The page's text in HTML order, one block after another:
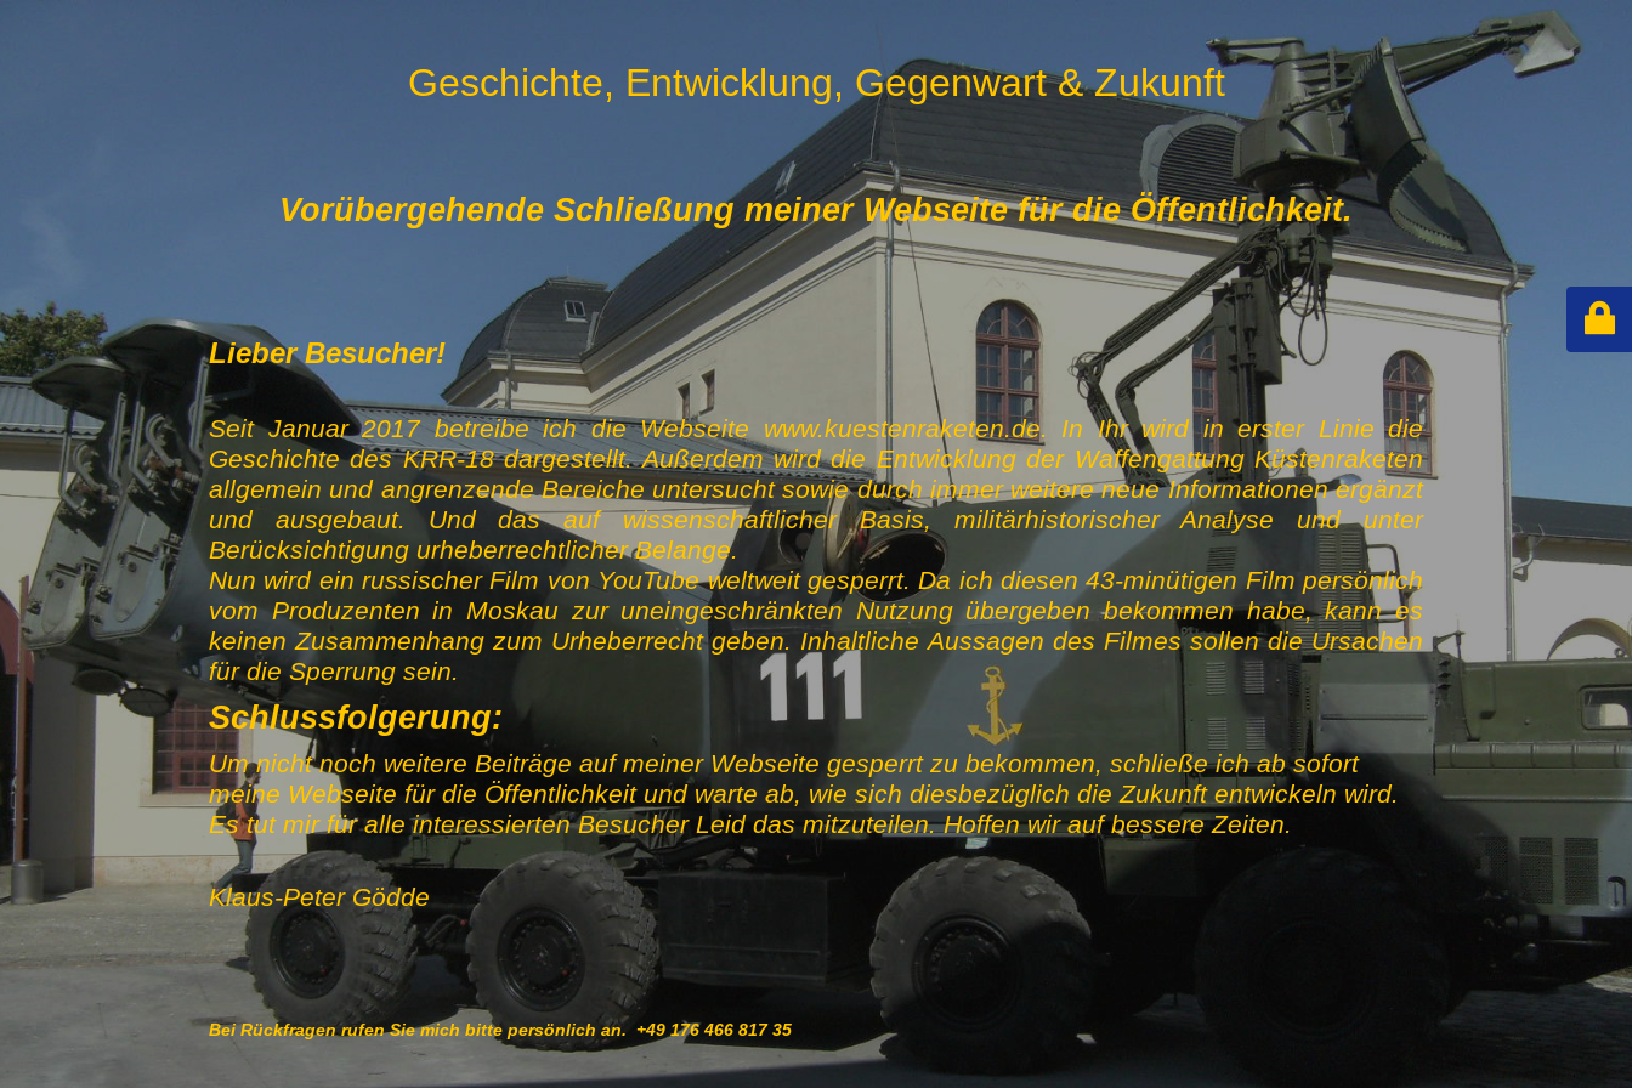
Geschichte, Entwicklung, Gegenwart & Zukunft
Vorübergehende Schließung meiner Webseite für die Öffentlichkeit.
Lieber Besucher!
Seit Januar 2017 betreibe ich die Webseite www.kuestenraketen.de. In Ihr wird in erster Linie die
Geschichte des KRR-18 dargestellt. Außerdem wird die Entwicklung der Waffengattung Küstenraketen
allgemein und angrenzende Bereiche untersucht sowie durch immer weitere neue Informationen ergänzt
und ausgebaut. Und das auf wissenschaftlicher Basis, militärhistorischer Analyse und unter
Berücksichtigung urheberrechtlicher Belange.
Nun wird ein russischer Film von YouTube weltweit gesperrt. Da ich diesen 43-minütigen Film persönlich
vom Produzenten in Moskau zur uneingeschränkten Nutzung übergeben bekommen habe, kann es
keinen Zusammenhang zum Urheberrecht geben. Inhaltliche Aussagen des Filmes sollen die Ursachen
für die Sperrung sein.
Schlussfolgerung:
Um nicht noch weitere Beiträge auf meiner Webseite gesperrt zu bekommen, schließe ich ab sofort
meine Webseite für die Öffentlichkeit und warte ab, wie sich diesbezüglich die Zukunft entwickeln wird.
Es tut mir für alle interessierten Besucher Leid das mitzuteilen. Hoffen wir auf bessere Zeiten.
Klaus-Peter Gödde
Bei Rückfragen rufen Sie mich bitte persönlich an. +49 176 466 817 35